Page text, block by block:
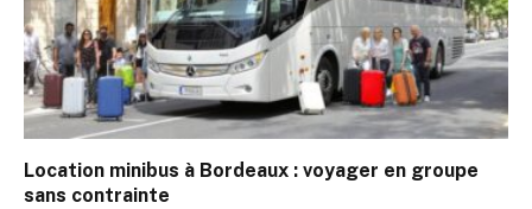
Location minibus à Bordeaux : voyager en groupe
sans contrainte